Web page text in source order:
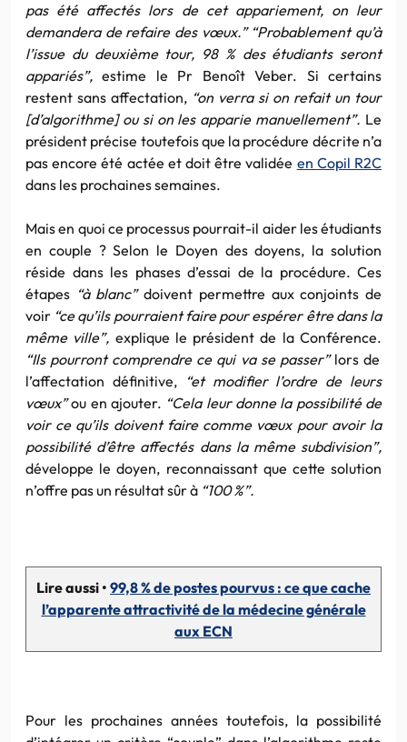
pas été affectés lors de cet appariement, on leur
demandera de refaire des vœux.” “Probablement qu’à
l’issue du deuxième tour, 98 % des étudiants seront
appariés”,estime le Pr Benoît Veber. Si certains
restent sans affectation, “on verra si on refait un tour
[d’algorithme] ou si on les apparie manuellement”. Le
président précise toutefois que la procédure décrite n’a
pas encore été actée et doit être validée en Copil R2C
dans les prochaines semaines.
Mais en quoi ce processus pourrait-il aider les étudiants
en couple ? Selon le Doyen des doyens, la solution
réside dans les phases d’essai de la procédure. Ces
étapes “à blanc”doivent permettre aux conjoints de
voir “ce qu’ils pourraient faire pour espérer être dans la
même ville”, explique le président de la Conférence.
“Ils pourront comprendre ce qui va se passer” lors de
l’affectation définitive,“et modifier l’ordre de leurs
vœux”ou en ajouter. “Cela leur donne la possibilité de
voir ce qu’ils doivent faire comme vœux pour avoir la
possibilité d’être affectés dans la même subdivision”,
développe le doyen, reconnaissant que cette solution
n’offre pas un résultat sûr à “100 %”.
Lire aussi • 99,8 % de postes pourvus : ce que cache
l’apparente attractivité de la médecine générale
aux ECN
Pour les prochaines années toutefois, la possibilité